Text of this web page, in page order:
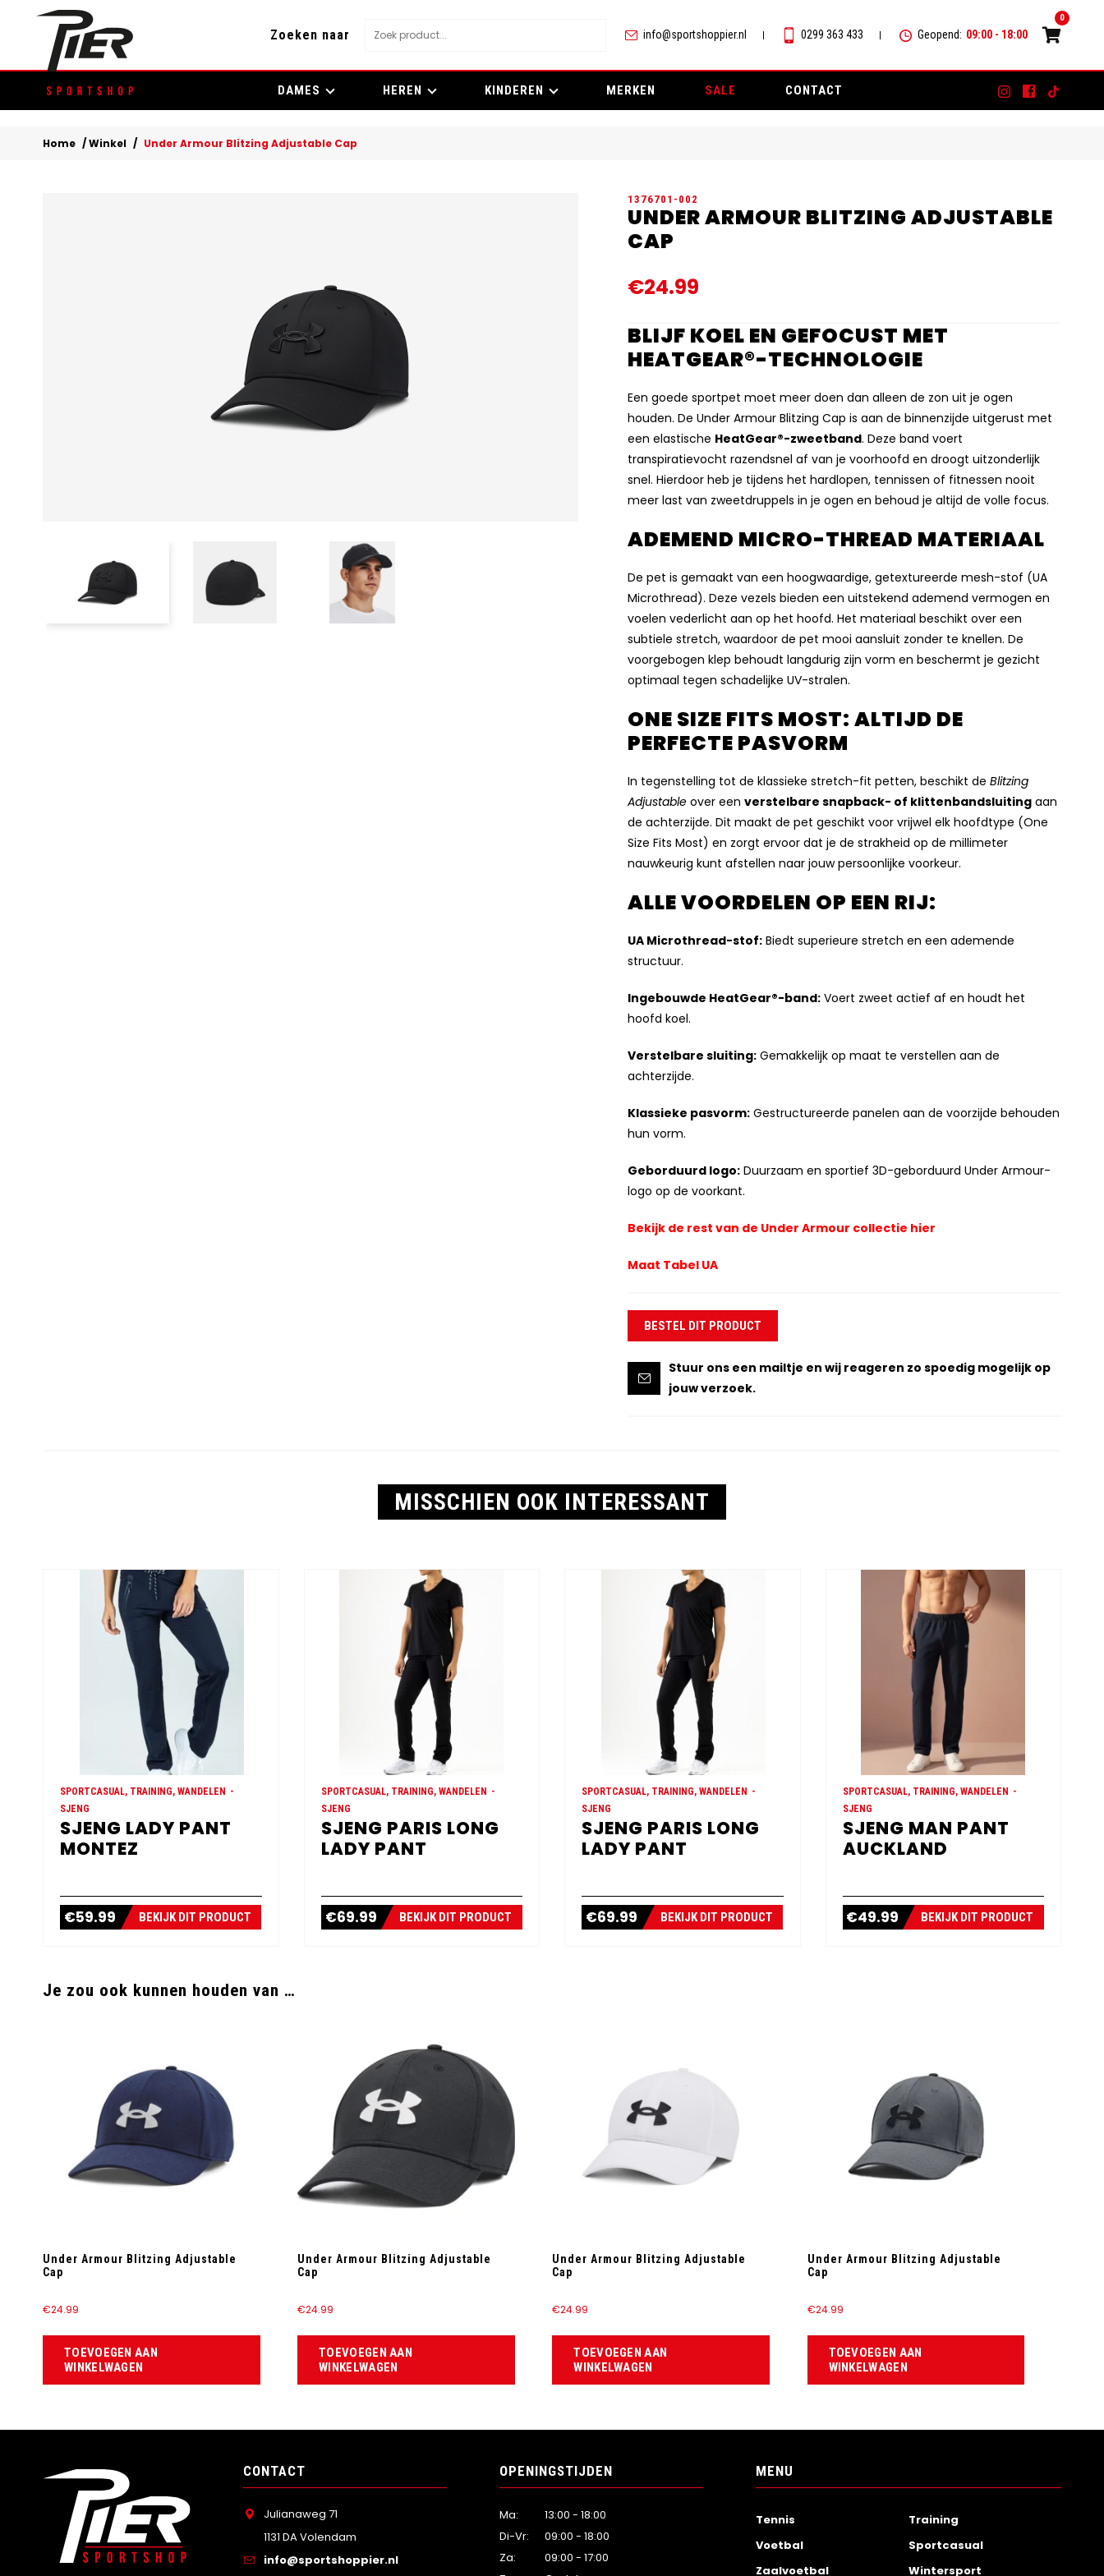
Zoeken naar info@sportshoppier.nl 0299 363 433 Geopend: 09:00 - 18:00
0
Skip
DAMES HEREN KINDEREN MERKEN SALE CONTACT
Home /Winkel / Under Armour Blitzing Adjustable Cap
1376701-002
UNDER ARMOUR BLITZING ADJUSTABLE
CAP
€24.99
BLIJF KOEL EN GEFOCUST MET
HEATGEAR®-TECHNOLOGIE
Een goede sportpet moet meer doen dan alleen de zon uit je ogen
houden. De Under Armour Blitzing Cap is aan de binnenzijde uitgerust met
een elastische HeatGear®-zweetband. Deze band voert
transpiratievocht razendsnel af van je voorhoofd en droogt uitzonderlijk
snel. Hierdoor heb je tijdens het hardlopen, tennissen of fitnessen nooit
meer last van zweetdruppels in je ogen en behoud je altijd de volle focus.
ADEMEND MICRO-THREAD MATERIAAL
De pet is gemaakt van een hoogwaardige, getextureerde mesh-stof (UA
Microthread). Deze vezels bieden een uitstekend ademend vermogen en
voelen vederlicht aan op het hoofd. Het materiaal beschikt over een
subtiele stretch, waardoor de pet mooi aansluit zonder te knellen. De
voorgebogen klep behoudt langdurig zijn vorm en beschermt je gezicht
optimaal tegen schadelijke UV-stralen.
ONE SIZE FITS MOST: ALTIJD DE
PERFECTE PASVORM
In tegenstelling tot de klassieke stretch-fit petten, beschikt de Blitzing
Adjustable over een verstelbare snapback- of klittenbandsluiting aan
de achterzijde. Dit maakt de pet geschikt voor vrijwel elk hoofdtype (One
Size Fits Most) en zorgt ervoor dat je de strakheid op de millimeter
nauwkeurig kunt afstellen naar jouw persoonlijke voorkeur.
ALLE VOORDELEN OP EEN RIJ:
UA Microthread-stof: Biedt superieure stretch en een ademende
structuur.
Ingebouwde HeatGear®-band: Voert zweet actief af en houdt het
hoofd koel.
Verstelbare sluiting: Gemakkelijk op maat te verstellen aan de
achterzijde.
Klassieke pasvorm: Gestructureerde panelen aan de voorzijde behouden
hun vorm.
Geborduurd logo: Duurzaam en sportief 3D-geborduurd Under Armour-
logo op de voorkant.
Bekijk de rest van de Under Armour collectie hier
Maat Tabel UA
BESTEL DIT PRODUCT
Stuur ons een mailtje en wij reageren zo spoedig mogelijk op
jouw verzoek.
MISSCHIEN OOK INTERESSANT
SPORTCASUAL, TRAINING, WANDELEN
SJENG
SJENG LADY PANT
MONTEZ
€59.99 BEKIJK DIT PRODUCT
SPORTCASUAL, TRAINING, WANDELEN
SJENG
SJENG PARIS LONG
LADY PANT
€69.99 BEKIJK DIT PRODUCT
SPORTCASUAL, TRAINING, WANDELEN
SJENG
SJENG PARIS LONG
LADY PANT
€69.99 BEKIJK DIT PRODUCT
SPORTCASUAL, TRAINING, WANDELEN
SJENG
SJENG MAN PANT
AUCKLAND
€49.99 BEKIJK DIT PRODUCT
Je zou ook kunnen houden van …
Under Armour Blitzing Adjustable
Cap
€24.99
TOEVOEGEN AAN
WINKELWAGEN
Under Armour Blitzing Adjustable
Cap
€24.99
TOEVOEGEN AAN
WINKELWAGEN
Under Armour Blitzing Adjustable
Cap
€24.99
TOEVOEGEN AAN
WINKELWAGEN
Under Armour Blitzing Adjustable
Cap
€24.99
TOEVOEGEN AAN
WINKELWAGEN
CONTACT
Julianaweg 71
1131 DA Volendam
info@sportshoppier.nl
OPENINGSTIJDEN
Ma:
13:00 - 18:00
Di-Vr:
09:00 - 18:00
Za:
09:00 - 17:00
MENU
Tennis
Training
Voetbal
Sportcasual
Zaalvoetbal
Wintersport